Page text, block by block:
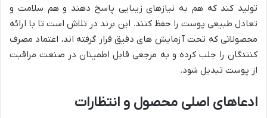
تولید کند که هم به نیازهای زیبایی پاسخ دهند و هم سلامت و
تعادل طبیعی پوست را حفظ کنند. این برند در تلاش است تا با ارائه
محصولاتی که تحت آزمایش های دقیق قرار گرفته اند، اعتماد مصرف
کنندگان را جلب کرده و به مرجعی قابل اطمینان در صنعت مراقبت
از پوست تبدیل شود.
ادعاهای اصلی محصول و انتظارات